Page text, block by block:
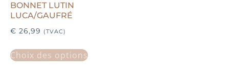
BONNET LUTIN
LUCA/GAUFRÉ
€ 26,99 (TVAC)
Choix des options